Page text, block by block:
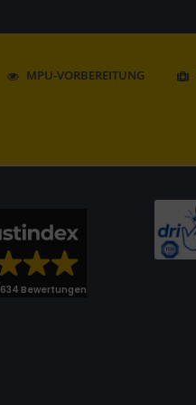
MPU-VORBEREITUNG
634 Bewertungen